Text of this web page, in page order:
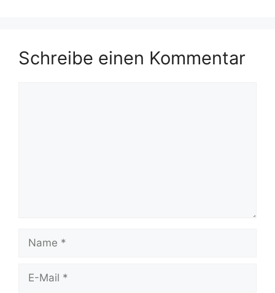
Schreibe einen Kommentar
Name